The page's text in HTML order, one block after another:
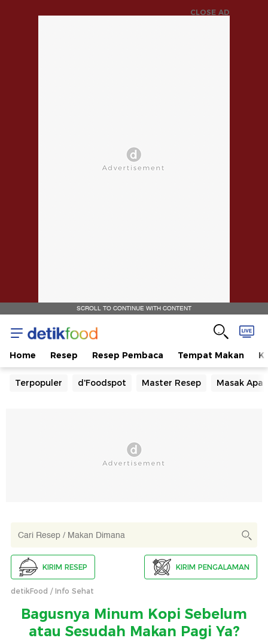
CLOSE AD
SCROLL TO CONTINUE WITH CONTENT
Home Resep Resep Pembaca Tempat Makan
Terpopuler d'Foodspot Master Resep Masak Apa
KIRIM RESEP KIRIM PENGALAMAN
detikFood Info Sehat
Bagusnya Minum Kopi Sebelum
atau Sesudah Makan Pagi Ya?